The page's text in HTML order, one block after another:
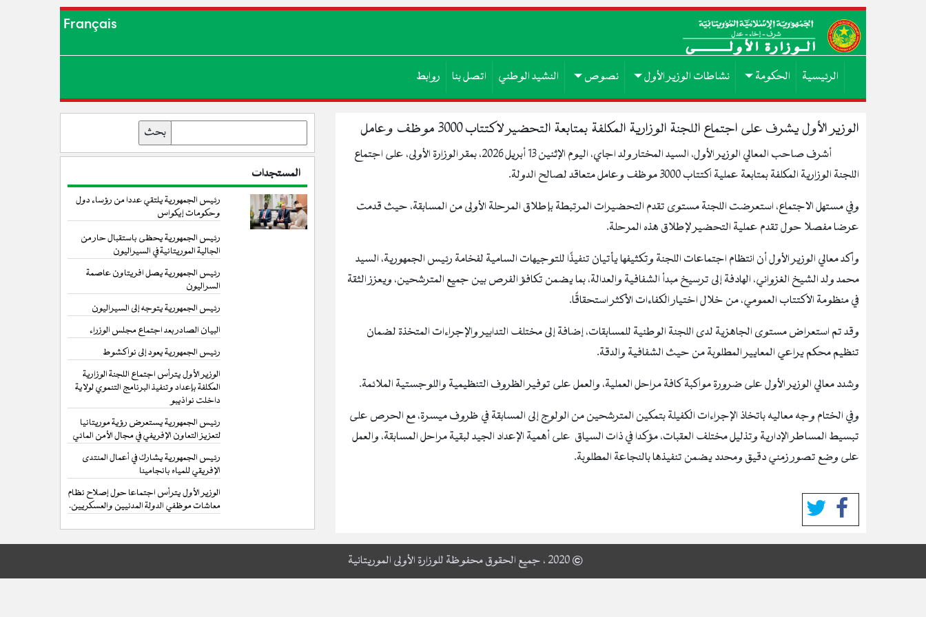
Français
الرئيسية الحكومة نشاطات الوزير الأول نصوص النشيد الوطني اتصل بنا روابط
الوزير الأول يشرف على اجتماع اللجنة الوزارية المكلفة بمتابعة التحضير لاكتتاب 3000 موظف وعامل
أشرف صاحب المعالي الوزير الأول، السيد المختار ولد اجاي، اليوم الإثنين 13 أبريل 2026، بمقر الوزارة الأولى، على اجتماع
اللجنة الوزارية المكلفة بمتابعة عملية اكتتاب 3000 موظف وعامل متعاقد لصالح الدولة.
وفي مستهل الاجتماع، استعرضت اللجنة مستوى تقدم التحضيرات المرتبطة بإطلاق المرحلة الأولى من المسابقة، حيث قدمت
عرضا مفصلا حول تقدم عملية التحضير لإطلاق هذه المرحلة.
وأكد معالي الوزير الأول أن انتظام اجتماعات اللجنة وتكثيفها يأتيان تنفيذًا للتوجيهات السامية لفخامة رئيس الجمهورية، السيد
محمد ولد الشيخ الغزواني، الهادفة إلى ترسيخ مبدأ الشفافية والعدالة، بما يضمن تكافؤ الفرص بين جميع المترشحين، ويعزز الثقة
في منظومة الاكتتاب العمومي، من خلال اختيار الكفاءات الأكثر استحقاقًا.
وقد تم استعراض مستوى الجاهزية لدى اللجنة الوطنية للمسابقات، إضافة إلى مختلف التدابير والإجراءات المتخذة لضمان
تنظيم محكم يراعي المعايير المطلوبة من حيث الشفافية والدقة.
وشدد معالي الوزير الأول على ضرورة مواكبة كافة مراحل العملية، والعمل على توفير الظروف التنظيمية واللوجستية الملائمة.
وفي الختام وجه معاليه باتخاذ الإجراءات الكفيلة بتمكين المترشحين من الولوج إلى المسابقة في ظروف ميسرة، مع الحرص على
تبسيط المساطر الإدارية وتذليل مختلف العقبات، مؤكدا في ذات السياق على أهمية الإعداد الجيد لبقية مراحل المسابقة، والعمل
على وضع تصور زمني دقيق ومحدد يضمن تنفيذها بالنجاعة المطلوبة.
المستجدات
رئيس الجمهورية يلتقي عددا من رؤساء دول
وحكومات إيكواس
رئيس الجمهورية يحظى باستقبال حار من
الجالية الموريتانية في السيراليون
رئيس الجمهورية يصل افريتاون عاصمة
السراليون
رئيس الجمهورية يتوجه إلى السيراليون
البيان الصادر بعد اجتماع مجلس الوزراء
رئيس الجمهورية يعود إلى نواكشوط
الوزير الأول يترأس اجتماع اللجنة الوزارية
المكلفة بإعداد وتنفيذ البرنامج التنموي لولاية
داخلت نواذيبو
رئيس الجمهورية يستعرض رؤية موريتانيا
لتعزيز التعاون الإفريفي في مجال الأمن المائي
رئيس الجمهورية يشارك في أعمال المنتدى
الإفريقي للمياه بانجامينا
الوزير الأول يترأس اجتماعا حول إصلاح نظام
معاشات موظفي الدولة المدنيين والعسكريين.
© 2020 ، جميع الحقوق محفوظة للوزارة الأولى الموريتانية